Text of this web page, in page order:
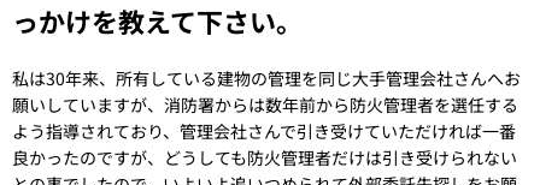
っかけを教えて下さい。
私は30年来、所有している建物の管理を同じ大手管理会社さんへお
願いしていますが、消防署からは数年前から防火管理者を選任する
よう指導されており、管理会社さんで引き受けていただければ一番
良かったのですが、どうしても防火管理者だけは引き受けられない